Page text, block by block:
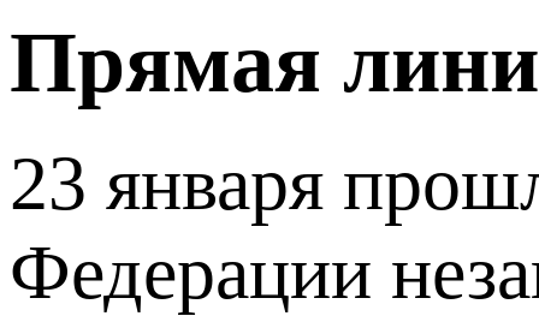
Прямая
23 января
Федерации